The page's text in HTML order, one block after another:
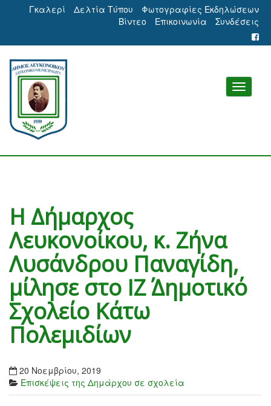
Γκαλερί Δελτία Τύπου
Φωτογραφίες Εκδηλώσεων
Βίντεο
Επικοινωνία Συνδέσεις
Η Δήμαρχος
Λευκονοίκου, κ. Ζήνα
Λυσάνδρου Παναγίδη,
μίλησε στο ΙΖ΄ Δημοτικό
Σχολείο Κάτω
Πολεμιδίων
20 Νοεμβρίου, 2019
Επισκέψεις της Δημάρχου σε σχολεία